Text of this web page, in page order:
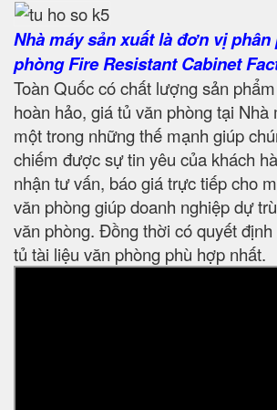
Nhà máy sản xuất là đơn vị
phòng Fire Resistant Cabinet
Toàn Quốc có chất lượng sản
hoàn hảo, giá tủ văn phòng tại Nhà
một trong những thế mạnh giúp
chiếm được sự tin yêu của khách
nhận tư vấn, báo giá trực tiếp cho
văn phòng giúp doanh nghiệp dự
văn phòng. Đồng thời có quyết
tủ tài liệu văn phòng phù hợp nhất.